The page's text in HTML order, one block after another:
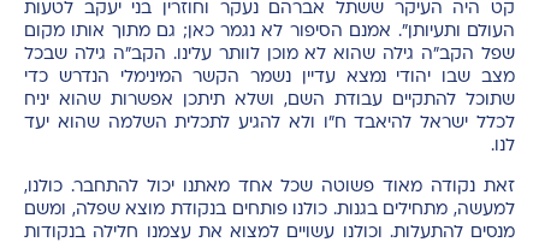
קט היה העיקר ששתל אברהם נעקר וחוזרין בני יעקב לטעות
העולם ותעיותן". אמנם הסיפור לא נגמר כאן; גם מתוך אותו מקום
שפל הקב"ה גילה שהוא לא מוכן לוותר עלינו. הקב"ה גילה שבכל
מצב שבו יהודי נמצא עדיין נשמר הקשר המינימלי הנדרש כדי
שתוכל להתקיים עבודת השם, ושלא תיתכן אפשרות שהוא יניח
לכלל ישראל להיאבד ח"ו ולא להגיע לתכלית השלמה שהוא יעד
לנו.
זאת נקודה מאוד פשוטה שכל אחד מאתנו יכול להתחבר. כולנו,
למעשה, מתחילים בגנות. כולנו פותחים בנקודת מוצא שפלה, ומשם
מנסים להתעלות. וכולנו עשויים למצוא את עצמנו חלילה בנקודות